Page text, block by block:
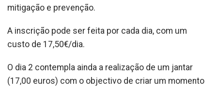
mitigação e prevenção.
A inscrição pode ser feita por cada dia, com um
custo de 17,50€/dia.
O dia 2 contempla ainda a realização de um jantar
(17,00 euros) com o objectivo de criar um momento